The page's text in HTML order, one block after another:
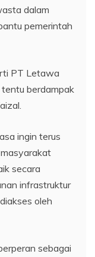
dalam
pemerintah
PT Letawa
berdampak
ingin terus
secara
infrastruktur
oleh
sebagai